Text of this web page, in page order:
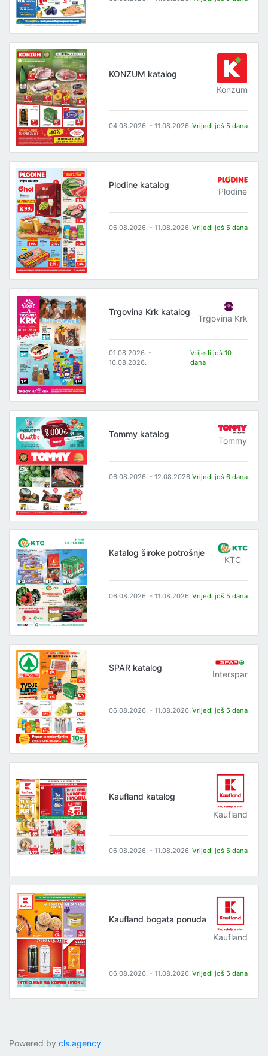
KONZUM katalog
Konzum
04.08.2026. - 11.08.2026. Vrijedi još 5 dana
Plodine katalog
Plodine
06.08.2026. - 11.08.2026. Vrijedi još 5 dana
Trgovina Krk katalog
Trgovina Krk
01.08.2026. -
16.08.2026.
Vrijedi još 10
dana
Tommy katalog
Tommy
06.08.2026. - 12.08.2026.Vrijedi još 6 dana
Katalog široke potrošnje
KTC
06.08.2026. - 11.08.2026. Vrijedi još 5 dana
SPAR katalog
Interspar
06.08.2026. - 11.08.2026. Vrijedi još 5 dana
Kaufland katalog
Kaufland
06.08.2026. - 11.08.2026. Vrijedi još 5 dana
Kaufland bogata ponuda
Kaufland
06.08.2026. - 11.08.2026. Vrijedi još 5 dana
Powered by cls.agency